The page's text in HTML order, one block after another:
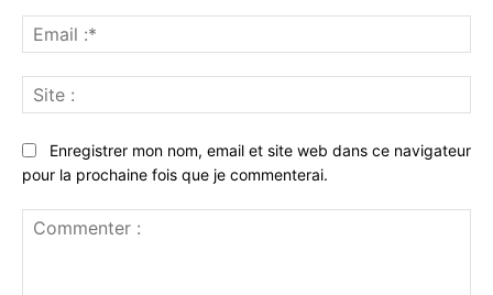
:*
:
Enregistrer mon nom, email et site web dans ce navigateur
pour la prochaine fois que je commenterai.